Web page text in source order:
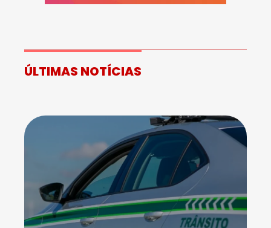
ÚLTIMAS NOTÍCIAS